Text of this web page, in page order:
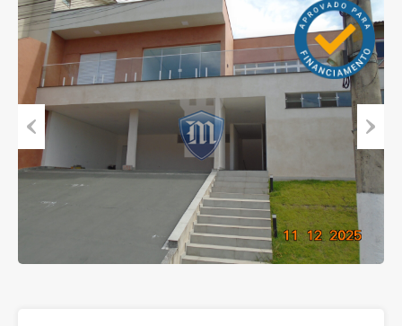
Previous Next